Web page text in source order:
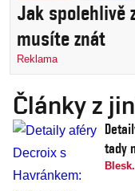
Jak spolehlivě
musíte znát
Reklama
Články z
tady